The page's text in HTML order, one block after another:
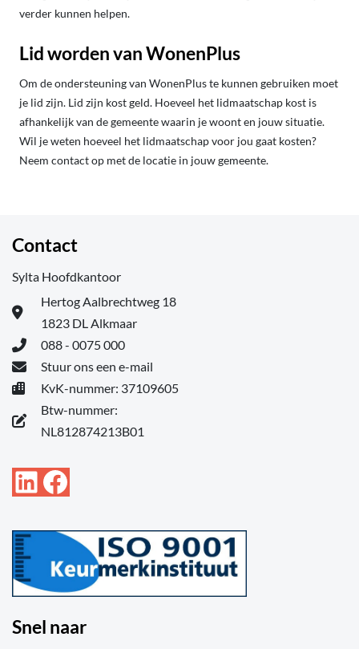
verder kunnen helpen.
Lid worden van WonenPlus
Om de ondersteuning van WonenPlus te kunnen gebruiken moet
je lid zijn. Lid zijn kost geld. Hoeveel het lidmaatschap kost is
afhankelijk van de gemeente waarin je woont en jouw situatie.
Wil je weten hoeveel het lidmaatschap voor jou gaat kosten?
Neem contact op met de locatie in jouw gemeente.
Contact
Sylta Hoofdkantoor
Hertog Aalbrechtweg 18
1823 DL Alkmaar
088 - 0075 000
Stuur ons een e-mail
KvK-nummer: 37109605
Btw-nummer:
NL812874213B01
LinkedIn
Facebook
Snel naar